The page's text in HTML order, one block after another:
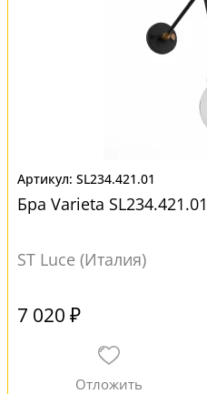
SL234.421.01
Бра Varieta SL234.421.01
ST Luce (Италия)
7 020 ₽